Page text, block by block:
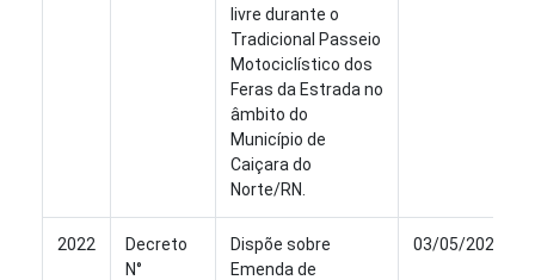
livre durante o
Tradicional Passeio
Motociclístico dos
Feras da Estrada no
âmbito do
Município de
Caiçara do
Norte/RN.
2022
Decreto
N°
Dispõe sobre
Emenda de
03/05/2022